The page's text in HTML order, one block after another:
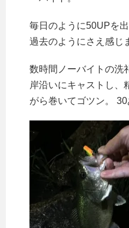
毎日のように50UPを
過去のようにさえ感じ
数時間ノーバイトの洗
岸沿いにキャストし、
がら巻いてゴツン。 30